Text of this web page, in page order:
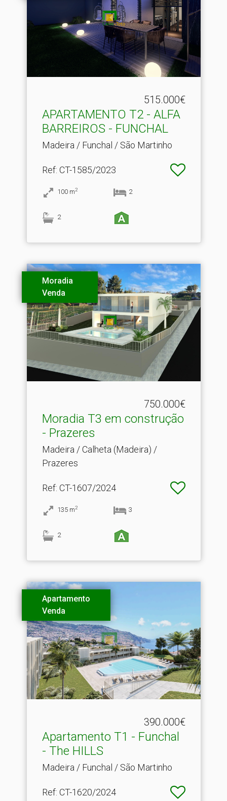
515.000€
APARTAMENTO T2 - ALFA
BARREIROS - FUNCHAL
Madeira / Funchal / São Martinho
Ref: CT-1585/2023
100 m2 2
2
Moradia
Venda
750.000€
Moradia T3 em construção
- Prazeres
Madeira / Calheta (Madeira) /
Prazeres
Ref: CT-1607/2024
135 m2 3
2
Apartamento
Venda
390.000€
Apartamento T1 - Funchal
- The HILLS
Madeira / Funchal / São Martinho
Ref: CT-1620/2024